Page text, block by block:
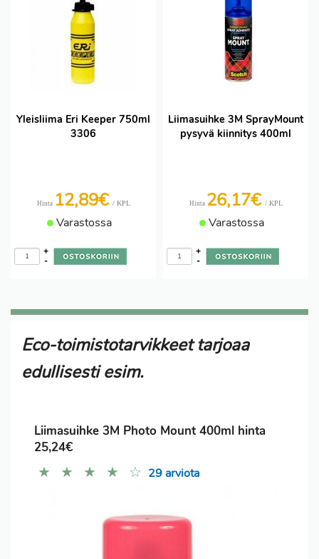
Yleisliima Eri Keeper 750ml
3306
Hinta 12,89€ / KPL
Varastossa
-
+
Liimasuihke 3M SprayMount
pysyvä kiinnitys 400ml
Hinta 26,17€ / KPL
Varastossa
-
+
Eco-toimistotarvikkeet tarjoaa
edullisesti esim.
Liimasuihke 3M Photo Mount 400ml hinta
25,24€
★ ★ ★ ★ ☆ 29 arviota